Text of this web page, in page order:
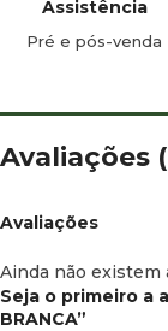
Assistência
Pré e pós-venda
Avaliações
Avaliações
Ainda não existem
Seja o primeiro a
BRANCA”